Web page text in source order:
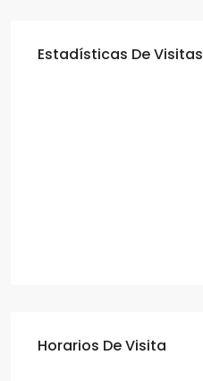
Estadísticas De Visitas
Horarios De Visita